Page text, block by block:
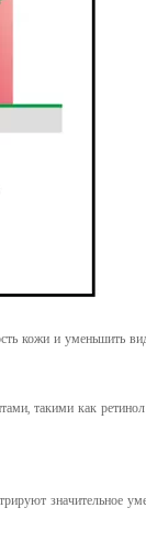
кожи и уменьшить
такими как
значительное